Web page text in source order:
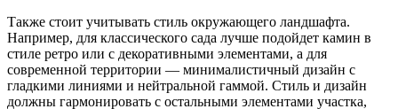
Также стоит учитывать стиль окружающего ландшафта.
Например, для классического сада лучше подойдет камин в
стиле ретро или с декоративными элементами, а для
современной территории — минималистичный дизайн с
гладкими линиями и нейтральной гаммой. Стиль и дизайн
должны гармонировать с остальными элементами участка,